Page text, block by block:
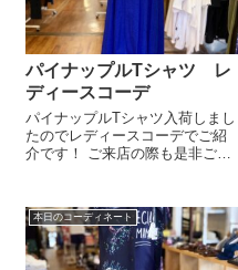
パイナップルTシャツ レ
ディースコーデ
パイナップルTシャツ入荷しまし
たのでレディースコーデでご紹
介です！ ご来店の際も是非ご覧
ローキャップ¥3300- ◇TTG パイ
ナップルTシャツ WHITE(S)
¥3520- く◇...
本日のコーディネート